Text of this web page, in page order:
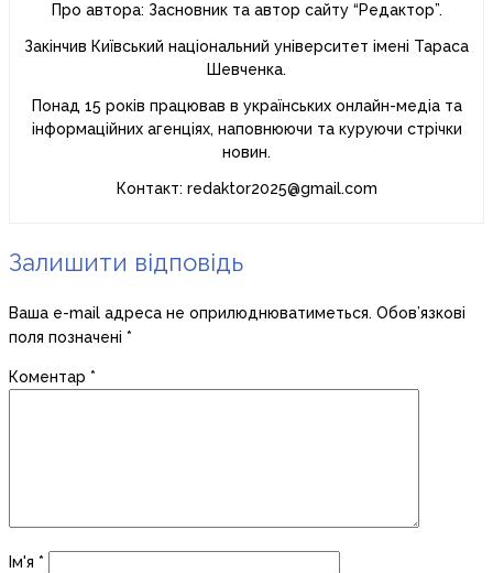
Про автора: Засновник та автор сайту “Редактор”.
Закінчив Київський національний університет імені Тараса
Шевченка.
Понад 15 років працював в українських онлайн-медіа та
інформаційних агенціях, наповнюючи та куруючи стрічки
новин.
Контакт: redaktor2025@gmail.com
Залишити відповідь
Ваша e-mail адреса не оприлюднюватиметься. Обов’язкові
поля позначені *
Коментар *
Ім'я *